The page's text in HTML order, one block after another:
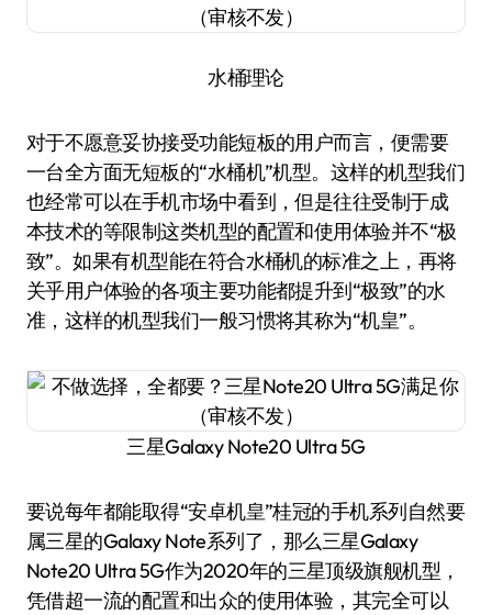
水桶理论
对于不愿意妥协接受功能短板的用户而言，便需要
一台全方面无短板的“水桶机”机型。这样的机型我们
也经常可以在手机市场中看到，但是往往受制于成
本技术的等限制这类机型的配置和使用体验并不“极
致”。如果有机型能在符合水桶机的标准之上，再将
关乎用户体验的各项主要功能都提升到“极致”的水
准，这样的机型我们一般习惯将其称为“机皇”。
三星Galaxy Note20 Ultra 5G
要说每年都能取得“安卓机皇”桂冠的手机系列自然要
属三星的Galaxy Note系列了，那么三星Galaxy
Note20 Ultra 5G作为2020年的三星顶级旗舰机型，
凭借超一流的配置和出众的使用体验，其完全可以